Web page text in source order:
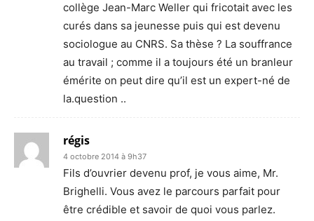
collège Jean-Marc Weller qui fricotait avec les
curés dans sa jeunesse puis qui est devenu
sociologue au CNRS. Sa thèse ? La souffrance
au travail ; comme il a toujours été un branleur
émérite on peut dire qu’il est un expert-né de
la.question ..
régis
4 octobre 2014 à 9h37
Fils d’ouvrier devenu prof, je vous aime, Mr.
Brighelli. Vous avez le parcours parfait pour
être crédible et savoir de quoi vous parlez.